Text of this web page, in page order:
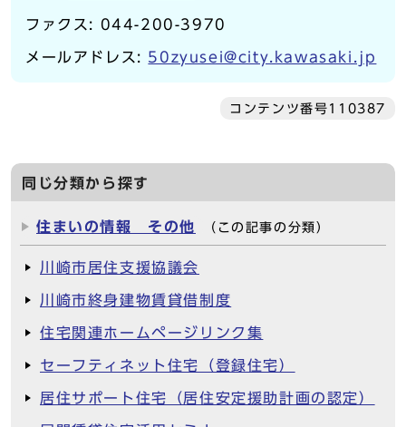
ファクス: 044-200-3970
メールアドレス: 50zyusei@city.kawasaki.jp
コンテンツ番号110387
同じ分類から探す
住まいの情報 その他 （この記事の分類）
川崎市居住支援協議会
川崎市終身建物賃貸借制度
住宅関連ホームページリンク集
セーフティネット住宅（登録住宅）
居住サポート住宅（居住安定援助計画の認定）